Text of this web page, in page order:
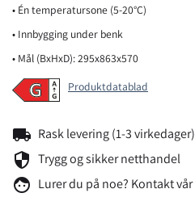
• Én temperatursone (5-20°C)
• Innbygging under benk
• Mål (BxHxD): 295x863x570
Produktdatablad
local_shipping Rask levering (1-3 virkedager)
security Trygg og sikker netthandel
face Lurer du på noe? Kontakt vår